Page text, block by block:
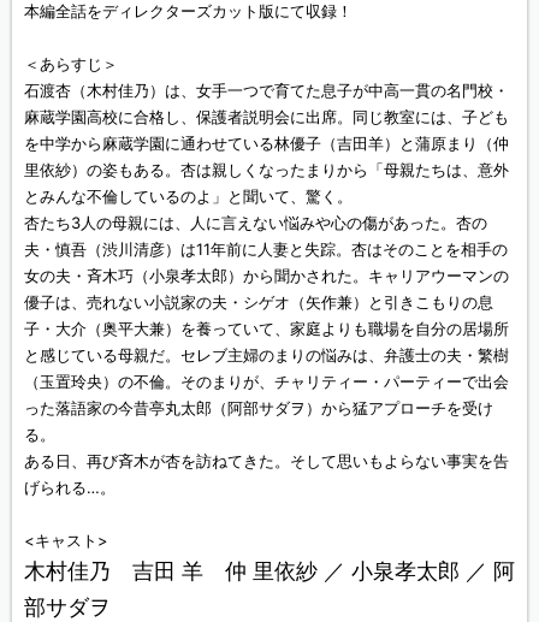
本編全話をディレクターズカット版にて収録！
＜あらすじ＞
石渡杏（木村佳乃）は、女手一つで育てた息子が中高一貫の名門校・
麻蔵学園高校に合格し、保護者説明会に出席。同じ教室には、子ども
を中学から麻蔵学園に通わせている林優子（吉田羊）と蒲原まり（仲
里依紗）の姿もある。杏は親しくなったまりから「母親たちは、意外
とみんな不倫しているのよ」と聞いて、驚く。
杏たち3人の母親には、人に言えない悩みや心の傷があった。杏の
夫・慎吾（渋川清彦）は11年前に人妻と失踪。杏はそのことを相手の
女の夫・斉木巧（小泉孝太郎）から聞かされた。キャリアウーマンの
優子は、売れない小説家の夫・シゲオ（矢作兼）と引きこもりの息
子・大介（奥平大兼）を養っていて、家庭よりも職場を自分の居場所
と感じている母親だ。セレブ主婦のまりの悩みは、弁護士の夫・繁樹
（玉置玲央）の不倫。そのまりが、チャリティー・パーティーで出会
った落語家の今昔亭丸太郎（阿部サダヲ）から猛アプローチを受け
る。
ある日、再び斉木が杏を訪ねてきた。そして思いもよらない事実を告
げられる…。
<キャスト>
木村佳乃 吉田 羊 仲 里依紗 ／ 小泉孝太郎 ／ 阿
部サダヲ